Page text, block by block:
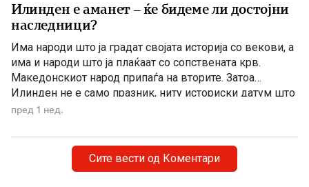
Илинден е аманет – ќе бидеме ли достојни
наследници?
Има народи што ја градат својата историја со векови, а
има и народи што ја плаќаат со сопствената крв.
Македонскиот народ припаѓа на вторите. Затоа
Илинден не е само празник, ниту историски датум што
еднаш годишно го одбележуваме со говори, венци и
кога мора да си го поставиме […]
пред 1 нед.
Сите вести од Коментари